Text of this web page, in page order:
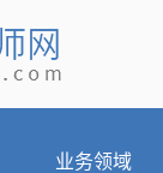
业务领域